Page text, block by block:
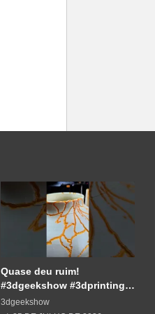
Quase deu ruim!
#3dgeekshow #3dprinting
#3dprint #impressão3d
3dgeekshow